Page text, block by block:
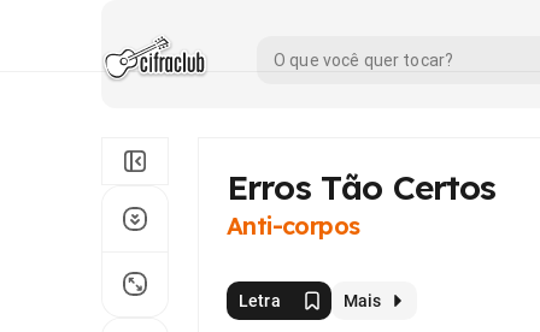
Erros Tão Certos
Anti-corpos
Letra Mais